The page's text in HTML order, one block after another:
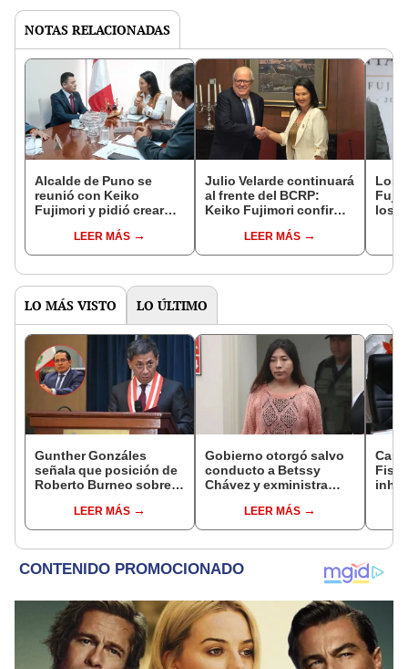
NOTAS RELACIONADAS
Alcalde de Puno se
reunió con Keiko
Fujimori y pidió crear
investigue muertes en
protestas
LEER MÁS
Julio Velarde continuará
al frente del BCRP:
Keiko Fujimori confirmó
cinco años más
LEER MÁS
Los
los
LO MÁS VISTO LO ÚLTIMO
Gunther Gonzáles
señala que posición de
Roberto Burneo sobre
Aliaga no representan al
JNE
LEER MÁS
Gobierno otorgó salvo
conducto a Betssy
Chávez y exministra
madrugadaLEER MÁS